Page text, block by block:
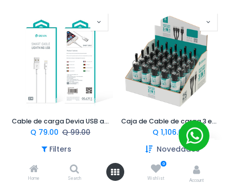
Filters Novedades
Home Search
0
Wishlist Account
Cable de carga Devia USB a Tipo c de 2 m
Q 79.00 Q99.00
Caja de Cable de carga 3 en 1
Q 1,106.00